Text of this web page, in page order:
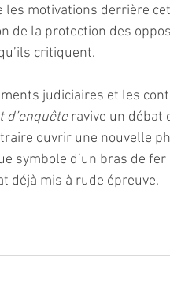
motivations derrière
de la protection des
critiquent.
judiciaires et les
d’enquête ravive un débat
ouvrir une nouvelle
symbole d’un bras de
déjà mis à rude épreuve.